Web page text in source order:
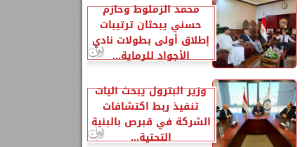
محمد الزملوط وحازم
حسني يبحثان ترتيبات
إطلاق أولى بطولات نادي
الأجواد للرماية...
وزير البترول يبحث آليات
تنفيذ ربط اكتشافات
الشركة في قبرص بالبنية
التحتية...